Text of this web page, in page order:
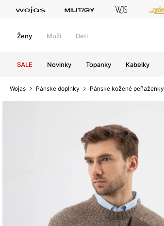
Ženy Muži Deti
SALE Novinky Topanky Kabelky
Wojas Pánske doplnky Pánske kožené peňaženky